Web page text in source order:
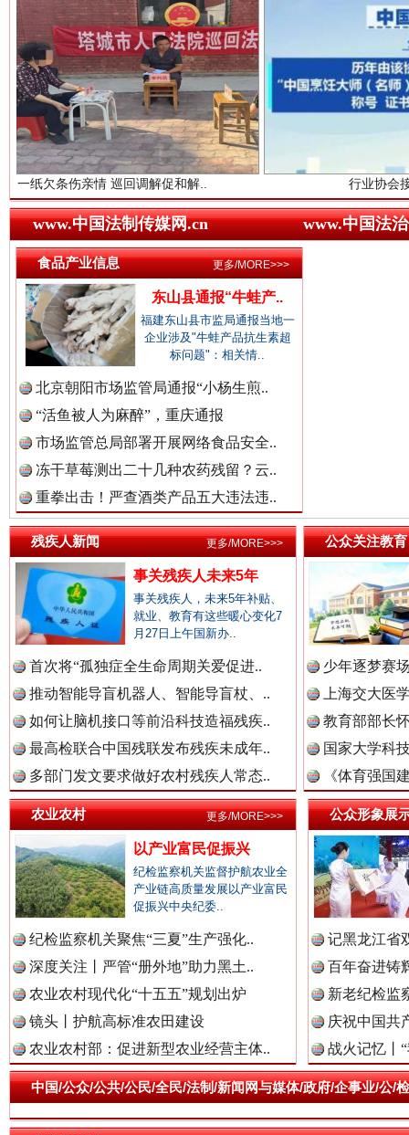
中国农业新闻网.
中国视频新闻网.
中国廉政法纪网.
中国律师在线.
中国参政网.中
“后车司机肯定在骂我” 全民健
世界屋脊 天路回响
红船起航处 潮起向未来 广州首
三年瞒报超千万 隐匿收入偷税被查处..
高回
情 巡回调解促和解.. 行业协会接连发公告
www.中国法制传媒网.cn www.中国法
食品产业信息
东山县通报“牛蛙产..
福建东山县市监局通报当地一
企业涉及"牛蛙产品抗生素超
标问题"：相关情..
北京朝阳市场监管局通报“小杨生煎..
“活鱼被人为麻醉”，重庆通报
市场监管总局部署开展网络食品安全..
冻干草莓测出二十几种农药残留？云..
重拳出击！严查酒类产品五大违法违..
更多/MORE>>>
残疾人新闻
事关残疾人未来5年
事关残疾人，未来5年补贴、
就业、教育有这些暖心变化7
月27日上午国新办..
首次将“孤独症全生命周期关爱促进..
推动智能导盲机器人、智能导盲杖、..
如何让脑机接口等前沿科技造福残疾..
最高检联合中国残联发布残疾未成年..
多部门发文要求做好农村残疾人常态..
更多/MORE>>> 公众关注教育
少年逐梦赛
上海交大医
教育部部长
国家大学科
《体育强国
农业农村
以产业富民促振兴
纪检监察机关监督护航农业全
产业链高质量发展以产业富民
促振兴中央纪委..
纪检监察机关聚焦“三夏”生产强化..
深度关注丨严管“册外地”助力黑土..
农业农村现代化“十五五”规划出炉
镜头丨护航高标准农田建设
农业农村部：促进新型农业经营主体..
更多/MORE>>> 公众形象展
记黑龙江省
百年奋进铸
新老纪检监
庆祝中国共
战火记忆丨
中国/公众/公共/公民/全民/法制/新闻网与媒体/政府/企事业/公/